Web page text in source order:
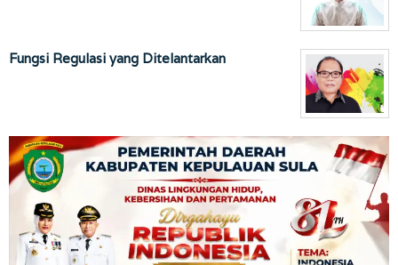
Fungsi Regulasi yang Ditelantarkan